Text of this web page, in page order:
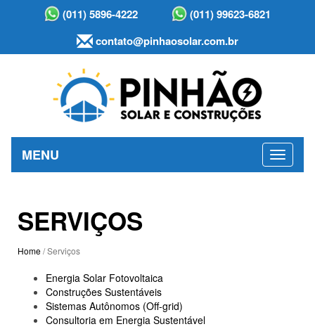
(011) 5896-4222
(011) 99623-6821
contato@pinhaosolar.com.br
MENU
SERVIÇOS
Home/ Serviços
Energia Solar Fotovoltaica
Construções Sustentáveis
Sistemas Autônomos (Off-grid)
Consultoria em Energia Sustentável